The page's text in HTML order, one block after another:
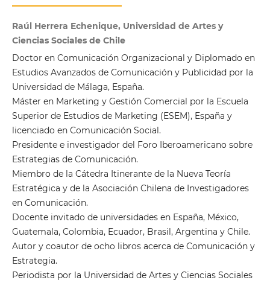
Raúl Herrera Echenique, Universidad de Artes y
Ciencias Sociales de Chile
Doctor en Comunicación Organizacional y Diplomado en
Estudios Avanzados de Comunicación y Publicidad por la
Universidad de Málaga, España.
Máster en Marketing y Gestión Comercial por la Escuela
Superior de Estudios de Marketing (ESEM), España y
licenciado en Comunicación Social.
Presidente e investigador del Foro Iberoamericano sobre
Estrategias de Comunicación.
Miembro de la Cátedra Itinerante de la Nueva Teoría
Estratégica y de la Asociación Chilena de Investigadores
en Comunicación.
Docente invitado de universidades en España, México,
Guatemala, Colombia, Ecuador, Brasil, Argentina y Chile.
Autor y coautor de ocho libros acerca de Comunicación y
Estrategia.
Periodista por la Universidad de Artes y Ciencias Sociales